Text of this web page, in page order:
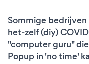
Sommige
het-zelf (diy)
"computer guru"
Popup in 'no time'